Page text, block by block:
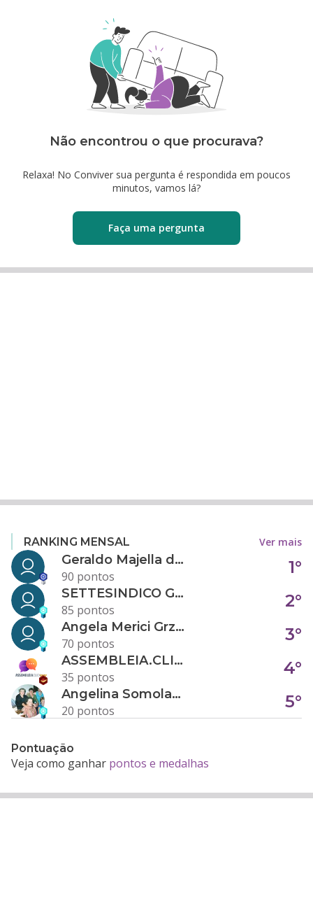
Não encontrou o que procurava?
Relaxa! No Conviver sua pergunta é respondida em poucos
minutos, vamos lá?
Faça uma pergunta
RANKING MENSAL Ver mais
Geraldo Majella da Silva
90 pontos
1°
SETTESINDICO GOVERNANÇA CONDOMINIAL
85 pontos
2°
Angela Merici Grzybowski
70 pontos
3°
ASSEMBLEIA.CLICK
35 pontos
4°
Angelina Somolanji R. Oliveira
20 pontos
5°
Pontuação
Veja como ganhar pontos e medalhas